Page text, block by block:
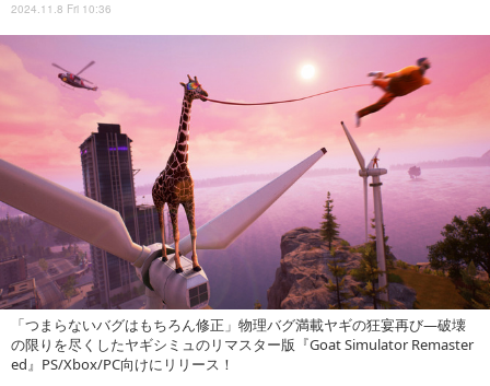
2024.11.8 Fri 10:36
「つまらないバグはもちろん修正」物理バグ満載ヤギの狂宴再び―破壊
の限りを尽くしたヤギシミュのリマスター版『Goat Simulator Remaster
ed』PS/Xbox/PC向けにリリース！